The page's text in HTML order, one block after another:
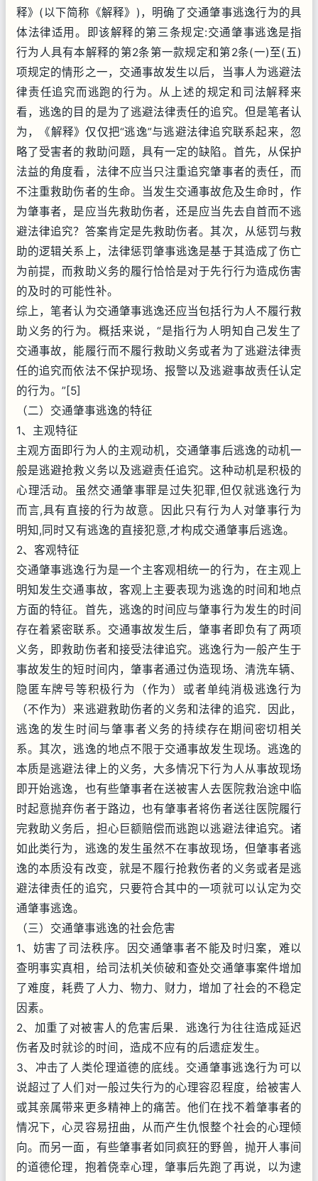
释》(以下简称《解释》)，明确了交通肇事逃逸行为的具
体法律适用。即该解释的第三条规定:交通肇事逃逸是指
行为人具有本解释的第2条第一款规定和第2条(一)至(五)
项规定的情形之一，交通事故发生以后，当事人为逃避法
律责任追究而逃跑的行为。从上述的规定和司法解释来
看，逃逸的目的是为了逃避法律责任的追究。但是笔者认
为，《解释》仅仅把“逃逸”与逃避法律追究联系起来，忽
略了受害者的救助问题，具有一定的缺陷。首先，从保护
法益的角度看，法律不应当只注重追究肇事者的责任，而
不注重救助伤者的生命。当发生交通事故危及生命时，作
为肇事者，是应当先救助伤者，还是应当先去自首而不逃
避法律追究？答案肯定是先救助伤者。其次，从惩罚与救
助的逻辑关系上，法律惩罚肇事逃逸是基于其造成了伤亡
为前提，而救助义务的履行恰恰是对于先行行为造成伤害
的及时的可能性补。
综上，笔者认为交通肇事逃逸还应当包括行为人不履行救
助义务的行为。概括来说，“是指行为人明知自己发生了
交通事故，能履行而不履行救助义务或者为了逃避法律责
任的追究而依法不保护现场、报警以及逃避事故责任认定
的行为。”[5]
（二）交通肇事逃逸的特征
1、主观特征
主观方面即行为人的主观动机，交通肇事后逃逸的动机一
般是逃避抢救义务以及逃避责任追究。这种动机是积极的
心理活动。虽然交通肇事罪是过失犯罪,但仅就逃逸行为
而言,具有直接的行为故意。因此只有行为人对肇事行为
明知,同时又有逃逸的直接犯意,才构成交通肇事后逃逸。
2、客观特征
交通肇事逃逸行为是一个主客观相统一的行为，在主观上
明知发生交通事故，客观上主要表现为逃逸的时间和地点
方面的特征。首先，逃逸的时间应与肇事行为发生的时间
存在着紧密联系。交通事故发生后，肇事者即负有了两项
义务，即救助伤者和接受法律追究。逃逸行为一般产生于
事故发生的短时间内，肇事者通过伪造现场、清洗车辆、
隐匿车牌号等积极行为（作为）或者单纯消极逃逸行为
（不作为）来逃避救助伤者的义务和法律的追究．因此，
逃逸的发生时间与肇事者义务的持续存在期间密切相关
系。其次，逃逸的地点不限于交通事故发生现场。逃逸的
本质是逃避法律上的义务，大多情况下行为人从事故现场
即开始逃逸，也有些肇事者在送被害人去医院救治途中临
时起意抛弃伤者于路边，也有肇事者将伤者送往医院履行
完救助义务后，担心巨额赔偿而逃跑以逃避法律追究。诸
如此类行为，逃逸的发生虽然不在事故现场，但肇事者逃
逸的本质没有改变，就是不履行抢救伤者的义务或者是逃
避法律责任的追究，只要符合其中的一项就可以认定为交
通肇事逃逸。
（三）交通肇事逃逸的社会危害
1、妨害了司法秩序。因交通肇事者不能及时归案，难以
查明事实真相，给司法机关侦破和查处交通肇事案件增加
了难度，耗费了人力、物力、财力，增加了社会的不稳定
因素。
2、加重了对被害人的危害后果．逃逸行为往往造成延迟
伤者及时就诊的时间，造成不应有的后遗症发生。
3、冲击了人类伦理道德的底线。交通肇事逃逸行为可以
说超过了人们对一般过失行为的心理容忍程度，给被害人
或其亲属带来更多精神上的痛苦。他们在找不着肇事者的
情况下，心灵容易扭曲，从而产生仇恨整个社会的心理倾
向。而另一面，有些肇事者如同疯狂的野兽，抛开人事间
的道德伦理，抱着侥幸心理，肇事后先跑了再说，以为逮